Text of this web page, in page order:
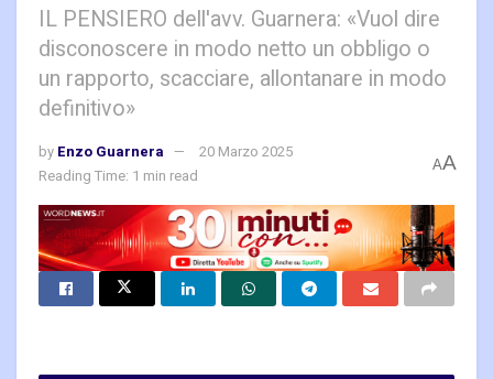
IL PENSIERO dell'avv. Guarnera: «Vuol dire
disconoscere in modo netto un obbligo o
un rapporto, scacciare, allontanare in modo
definitivo»
by Enzo Guarnera
20 Marzo 2025
Reading Time: 1 min read
AA